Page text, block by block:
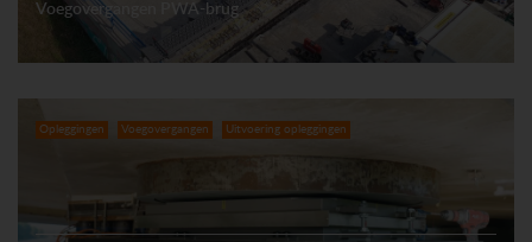
Voegovergangen PWA-brug
Opleggingen Voegovergangen Uitvoering opleggingen